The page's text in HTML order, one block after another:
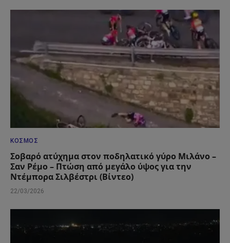
ΚΌΣΜΟΣ
Σοβαρό ατύχημα στον ποδηλατικό γύρο Μιλάνο –
Σαν Ρέμο – Πτώση από μεγάλο ύψος για την
Ντέμπορα Σιλβέστρι (Βίντεο)
22/03/2026